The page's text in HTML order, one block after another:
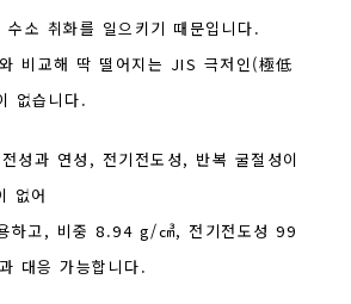
수소 취화를 일으키기 때문입니다.
비교해 딱 떨어지는 JIS 극저인(極低
없습니다.
성과 연성, 전기전도성, 반복 굴절성이
없어
하고, 비중 8.94 g/㎤, 전기전도성 99
대응 가능합니다.